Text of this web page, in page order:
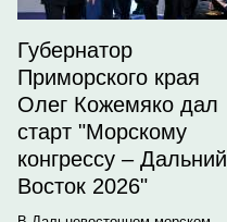
Губернатор
Приморского края
Олег Кожемяко дал
старт "Морскому
конгрессу – Дальний
Восток 2026"